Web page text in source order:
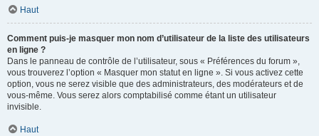
Haut
Comment puis-je masquer mon nom d’utilisateur de la liste des utilisateurs
en ligne ?
Dans le panneau de contrôle de l’utilisateur, sous « Préférences du forum »,
vous trouverez l’option « Masquer mon statut en ligne ». Si vous activez cette
option, vous ne serez visible que des administrateurs, des modérateurs et de
vous-même. Vous serez alors comptabilisé comme étant un utilisateur
invisible.
Haut